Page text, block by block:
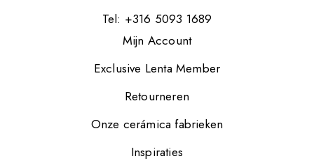
Tel: +316 5093 1689
Mijn Account
Exclusive Lenta Member
Retourneren
Onze cerámica fabrieken
Inspiraties